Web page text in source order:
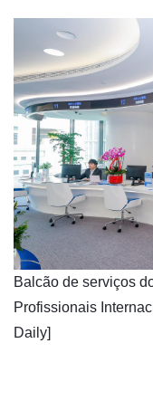
Balcão de serviços
Profissionais
Daily]